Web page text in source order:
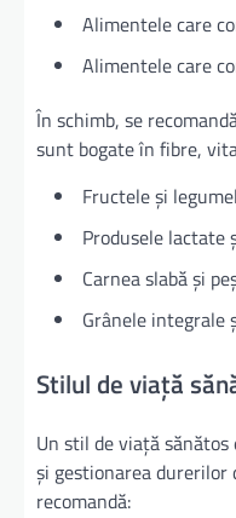
Alimentele care
Alimentele care
În schimb, se
sunt bogate în fibre,
Fructele și
Produsele lactate
Carnea slabă și
Grânele integrale
Stilul de viață
Un stil de viață
și gestionarea durerilor
recomandă: